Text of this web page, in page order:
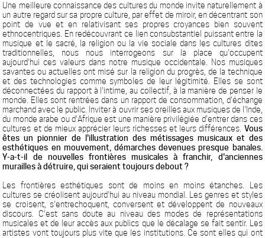
Une meilleure connaissance des cultures du monde invite naturellement à
un autre regard sur sa propre culture, par effet de miroir, en décentrant son
point de vue et en relativisant ses propres croyances bien souvent
ethnocentriques. En redécouvrant ce lien consubstantiel puissant entre la
musique et le sacré, la religion ou la vie sociale dans les cultures dites
traditionnelles, nous nous interrogeons sur la place qu'occupent
aujourd'hui ces valeurs dans notre musique occidentale. Nos musiques
savantes ou actuelles ont misé sur la religion du progrès, de la technique
et des technologies comme symboles de leur légitimité. Elles se sont
déconnectées du rapport à l'intime, au collectif, à la manière de penser le
monde. Elles sont rentrées dans un rapport de consommation, d'échange
marchand avec le public. Inviter à ouvrir ses oreilles aux musiques de l'Inde,
du monde arabe ou d'Afrique est une manière privilégiée d'entrer dans ces
cultures et de mieux apprécier leurs richesses et leurs différences. Vous
êtes un pionnier de l'illustration des métissages musicaux et des
esthétiques en mouvement, démarches devenues presque banales.
Y-a-t-il de nouvelles frontières musicales à franchir, d'anciennes
murailles à détruire, qui seraient toujours debout ?
Les frontières esthétiques sont de moins en moins étanches. Les
cultures se créolisent aujourd'hui au niveau mondial. Les genres et styles
se croisent, s'entrechoquent, conversent et développent de nouveaux
discours. C'est sans doute au niveau des modes de représentations
musicales et de leur accès aux publics que le décalage se fait sentir. Les
artistes vont toujours plus vite que les institutions. Ce sont elles qui ont